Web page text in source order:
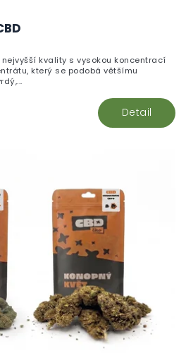
Detail
nejvyšší kvality s vysokou koncentrací
který se podobá většímu